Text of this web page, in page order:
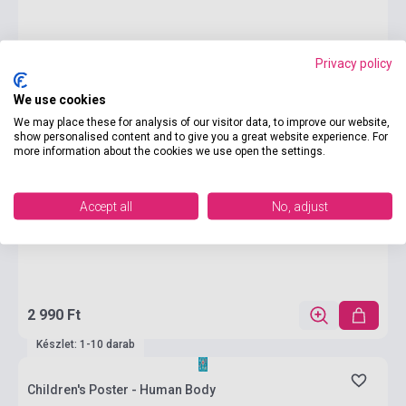
2 990 Ft
Készlet: 1-10 darab
Children's Poster - Human Body
Privacy policy
We use cookies
We may place these for analysis of our visitor data, to improve our website,
show personalised content and to give you a great website experience. For
more information about the cookies we use open the settings.
Accept all No, adjust